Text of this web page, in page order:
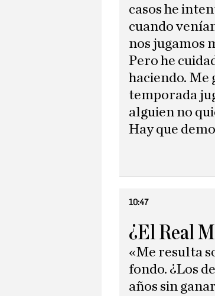
casos he
cuando
nos jugamos
Pero he
haciendo. Me
temporada
alguien no
Hay que
10:47
¿El Real
«Me resulta
fondo. ¿Los
años sin